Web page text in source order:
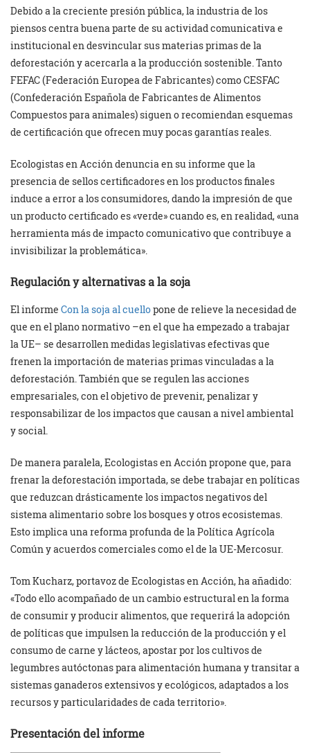
Debido a la creciente presión pública, la industria de los
piensos centra buena parte de su actividad comunicativa e
institucional en desvincular sus materias primas de la
deforestación y acercarla a la producción sostenible. Tanto
FEFAC (Federación Europea de Fabricantes) como CESFAC
(Confederación Española de Fabricantes de Alimentos
Compuestos para animales) siguen o recomiendan esquemas
de certificación que ofrecen muy pocas garantías reales.
Ecologistas en Acción denuncia en su informe que la
presencia de sellos certificadores en los productos finales
induce a error a los consumidores, dando la impresión de que
un producto certificado es «verde» cuando es, en realidad, «una
herramienta más de impacto comunicativo que contribuye a
invisibilizar la problemática».
Regulación y alternativas a la soja
El informe Con la soja al cuellopone de relieve la necesidad de
que en el plano normativo –en el que ha empezado a trabajar
la UE– se desarrollen medidas legislativas efectivas que
frenen la importación de materias primas vinculadas a la
deforestación. También que se regulen las acciones
empresariales, con el objetivo de prevenir, penalizar y
responsabilizar de los impactos que causan a nivel ambiental
y social.
De manera paralela, Ecologistas en Acción propone que, para
frenar la deforestación importada, se debe trabajar en políticas
que reduzcan drásticamente los impactos negativos del
sistema alimentario sobre los bosques y otros ecosistemas.
Esto implica una reforma profunda de la Política Agrícola
Común y acuerdos comerciales como el de la UE-Mercosur.
Tom Kucharz, portavoz de Ecologistas en Acción, ha añadido:
«Todo ello acompañado de un cambio estructural en la forma
de consumir y producir alimentos, que requerirá la adopción
de políticas que impulsen la reducción de la producción y el
consumo de carne y lácteos, apostar por los cultivos de
legumbres autóctonas para alimentación humana y transitar a
sistemas ganaderos extensivos y ecológicos, adaptados a los
recursos y particularidades de cada territorio».
Presentación del informe